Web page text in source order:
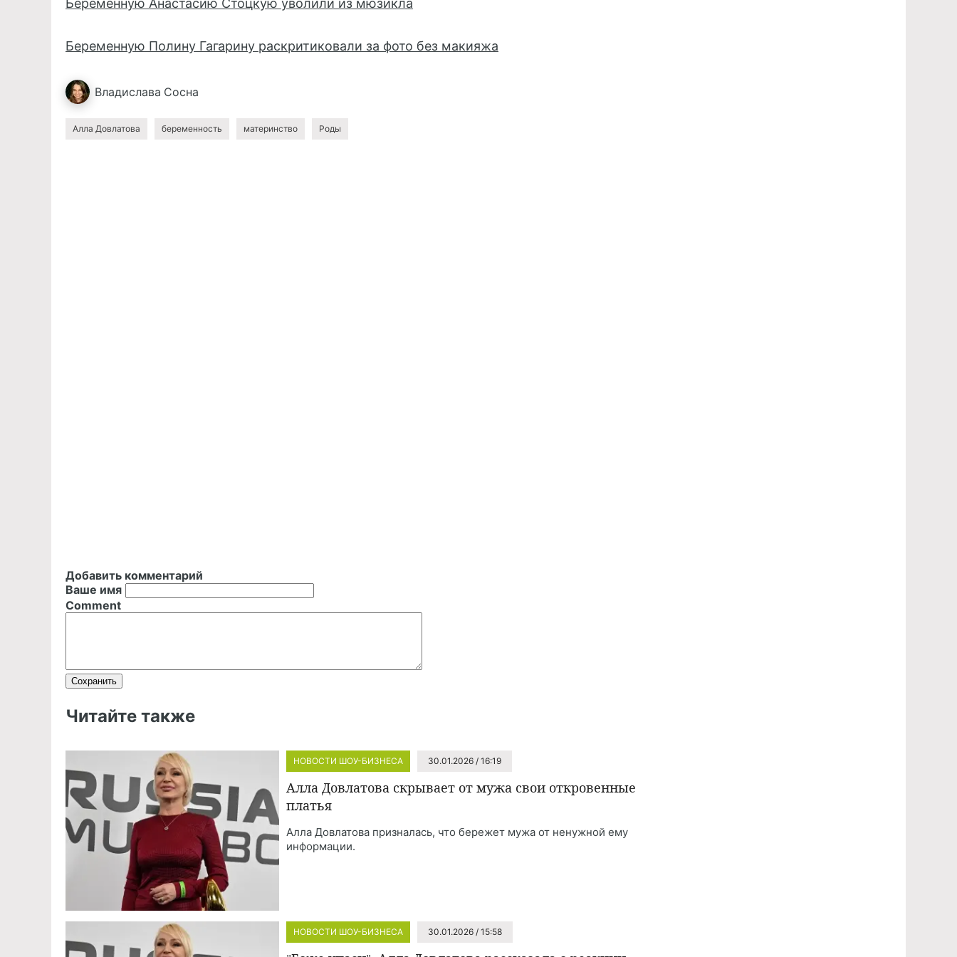
Беременную Анастасию Стоцкую уволили из мюзикла
Беременную Полину Гагарину раскритиковали за фото без макияжа
Владислава Сосна
Алла Довлатова беременность материнство Роды
Добавить комментарий
Ваше имя
Comment
Читайте также
НОВОСТИ ШОУ-БИЗНЕСА 30.01.2026 / 16:19
Алла Довлатова скрывает от мужа свои откровенные
платья
Алла Довлатова призналась, что бережет мужа от ненужной ему
информации.
НОВОСТИ ШОУ-БИЗНЕСА 30.01.2026 / 15:58